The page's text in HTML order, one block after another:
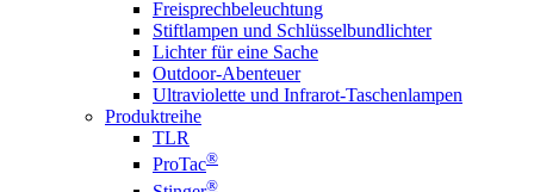
Freisprechbeleuchtung
Stiftlampen und Schlüsselbundlichter
Lichter für eine Sache
Outdoor-Abenteuer
Ultraviolette und Infrarot-Taschenlampen
Produktreihe
TLR
ProTac®
®